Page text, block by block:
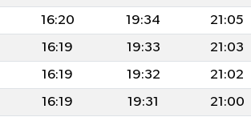
16:20 19:34
21:05
16:19 19:33
21:03
16:19 19:32
21:02
16:19 19:31
21:00